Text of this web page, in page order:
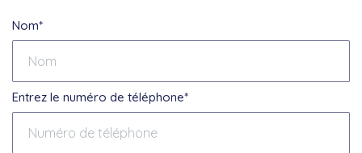
Nom*
Entrez le numéro de téléphone*